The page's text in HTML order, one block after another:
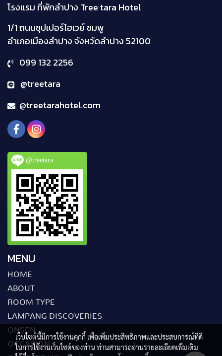
โรงแรม ที่พักลำปาง Tree tara Hotel
1/1 ถนนซุปเปอร์ไฮเวย์ ชมพู
อำเภอเมืองลำปาง จังหวัดลำปาง 52100
099 132 2256
@treetara
@treetarahotel.com
@treetara
MENU
HOME
ABOUT
ROOM TYPE
LAMPANG DISCOVERIES
ONSEN
OCCASION
เว็บไซต์นี้มีการใช้งานคุกกี้ เพื่อเพิ่มประสิทธิภาพและประสบการณ์ที่ดี
ในการใช้งานเว็บไซต์ของท่าน ท่านสามารถอ่านรายละเอียดเพิ่มเติม